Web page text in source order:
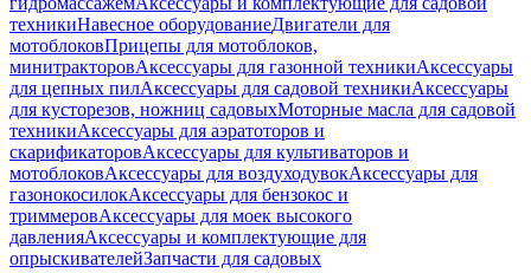
техникиНавесное оборудованиеДвигатели для
мотоблоковПрицепы для мотоблоков,
минитракторовАксессуары для газонной техникиАксессуары
для цепных пилАксессуары для садовой техникиАксессуары
для кусторезов, ножниц садовыхМоторные масла для садовой
техникиАксессуары для аэратоторов и
скарификаторовАксессуары для культиваторов и
мотоблоковАксессуары для воздуходувокАксессуары для
газонокосилокАксессуары для бензокос и
триммеровАксессуары для моек высокого
давленияАксессуары и комплектующие для
опрыскивателейЗапчасти для садовых